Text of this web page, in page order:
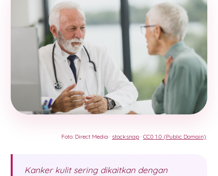
Foto: Direct Media · stocksnap · CC0 1.0 (Public Domain)
Kanker kulit sering dikaitkan dengan